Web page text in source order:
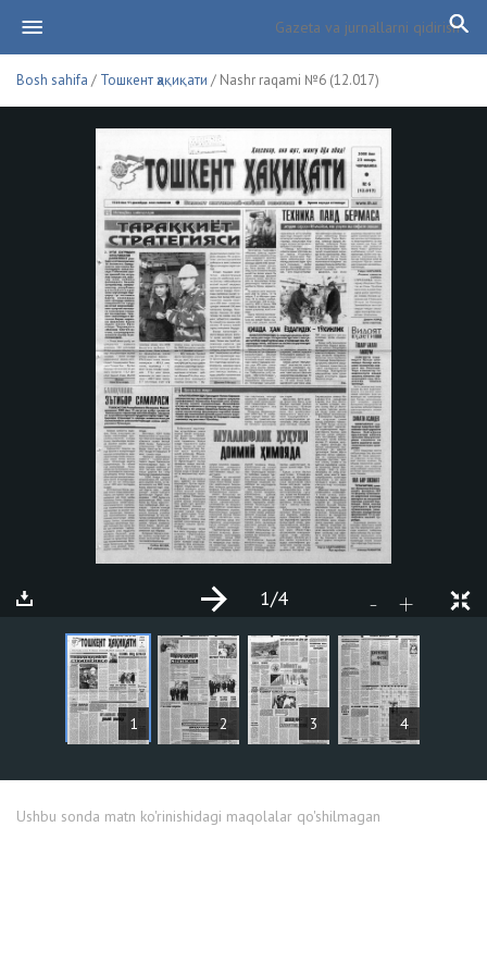
Bosh sahifa / Тошкент ҳақиқати / Nashr raqami №6 (12.017)
1 2 3 4
- +
1/4
MAQOLALAR
Ushbu sonda matn ko'rinishidagi maqolalar qo'shilmagan